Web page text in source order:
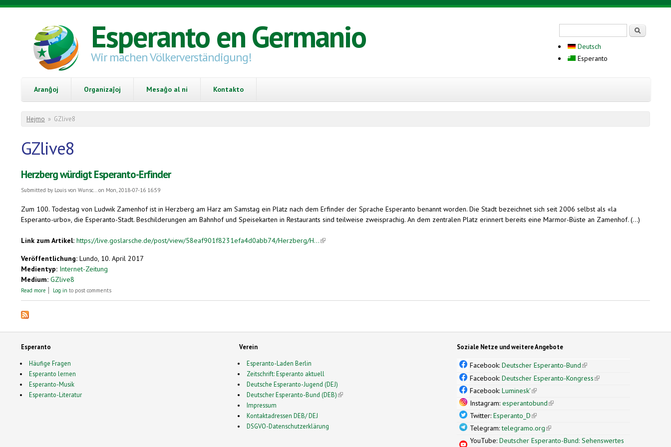
Skip to main content
Esperanto en Germanio
Wir machen Völkerverständigung!
Deutsch
Esperanto
Aranĝoj Organizaĵoj Mesaĝo al ni Kontakto
You are here
Hejmo » GZlive8
GZlive8
Herzberg würdigt Esperanto-Erfinder
Submitted by Louis von Wunsc...on Mon, 2018-07-16 16:59
Zum 100. Todestag von Ludwik Zamenhof ist in Herzberg am Harz am Samstag ein Platz nach dem Erfinder der Sprache Esperanto benannt worden. Die Stadt bezeichnet sich seit 2006 selbst als «la
Esperanto-urbo», die Esperanto-Stadt. Beschilderungen am Bahnhof und Speisekarten in Restaurants sind teilweise zweisprachig. An dem zentralen Platz erinnert bereits eine Marmor-Büste an Zamenhof. (...)
Link zum Artikel: https://live.goslarsche.de/post/view/58eaf901f8231efa4d0abb74/Herzberg/H...(link is external)
Veröffentlichung: Lundo, 10. April 2017
Medientyp: Internet-Zeitung
Medium: GZlive8
Read more about Herzberg würdigt Esperanto-Erfinder
Log in to post comments
Esperanto
Häufige Fragen
Esperanto lernen
Esperanto-Musik
Esperanto-Literatur
Verein
Esperanto-Laden Berlin
Zeitschrift: Esperanto aktuell
Deutsche Esperanto-Jugend (DEJ)
Deutscher Esperanto-Bund (DEB)(link is external)
Impressum
Kontaktadressen DEB/ DEJ
DSGVO-Datenschutzerklärung
Soziale Netze und weitere Angebote
Facebook:Deutscher Esperanto-Bund(link is external)
Facebook:Deutscher Esperanto-Kongress(link is external)
Facebook:Luminesk'(link is external)
Instagram:esperantobund(link is external)
Twitter:Esperanto_D(link is external)
Telegram:telegramo.org(link is external)
YouTube:Deutscher Esperanto-Bund: Sehenswertes